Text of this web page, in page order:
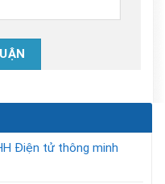
Điện tử thông minh